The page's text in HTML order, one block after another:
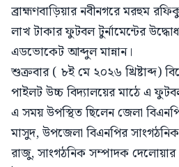
ব্রাহ্মণবাড়িয়ার নবীনগরে মরহুম
লাখ টাকার ফুটবল টুর্নামেন্টের
এডভোকেট আব্দুল মান্নান।
শুক্রবার ( ৮ই মে ২০২৬ খ্রিষ্টাব্দ)
পাইলট উচ্চ বিদ্যালয়ের মাঠে এ
এ সময় উপস্থিত ছিলেন জেলা
মাসুদ, উপজেলা বিএনপির
রাজু, সাংগঠনিক সম্পাদক